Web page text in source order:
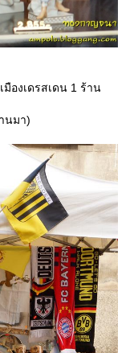
องเดรสเดน 1 ร้าน
นมา)